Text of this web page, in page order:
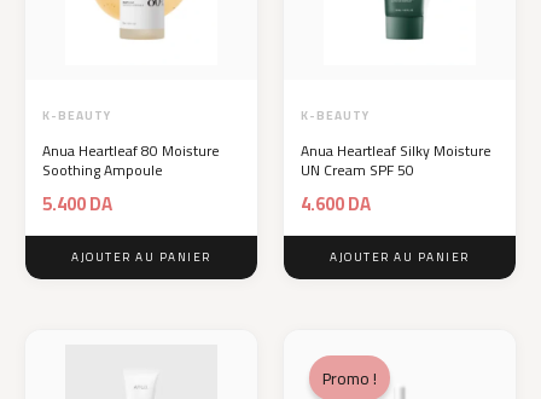
K-BEAUTY
Anua Heartleaf 80 Moisture
Soothing Ampoule
5.400DA
AJOUTER AU PANIER
K-BEAUTY
Anua Heartleaf Silky Moisture
UN Cream SPF 50
4.600DA
AJOUTER AU PANIER
Promo !